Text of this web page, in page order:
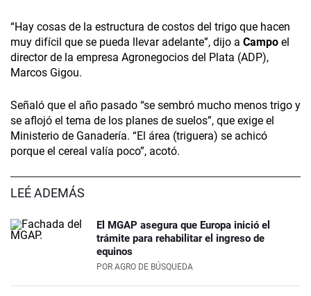
“Hay cosas de la estructura de costos del trigo que hacen
muy difícil que se pueda llevar adelante”, dijo a Campo el
director de la empresa Agronegocios del Plata (ADP),
Marcos Gigou.
Señaló que el año pasado “se sembró mucho menos trigo y
se aflojó el tema de los planes de suelos”, que exige el
Ministerio de Ganadería. “El área (triguera) se achicó
porque el cereal valía poco”, acotó.
LEÉ ADEMÁS
El MGAP asegura que Europa inició el
trámite para rehabilitar el ingreso de
equinos
POR AGRO DE BÚSQUEDA